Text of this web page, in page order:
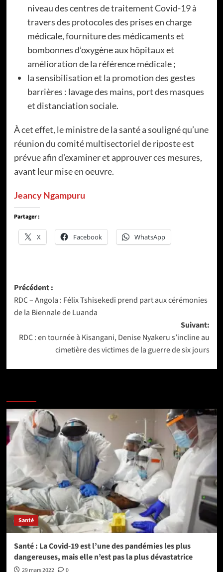
niveau des centres de traitement Covid-19 à
travers des protocoles des prises en charge
médicale, fourniture des médicaments et
bombonnes d’oxygène aux hôpitaux et
amélioration de la référence médicale ;
la sensibilisation et la promotion des gestes
barrières : lavage des mains, port des masques
et distanciation sociale.
À cet effet, le ministre de la santé a souligné qu’une
réunion du comité multisectoriel de riposte est
prévue afin d’examiner et approuver ces mesures,
avant leur mise en oeuvre.
Jeancy Ngampuru
Partager :
X Facebook WhatsApp
Navigation
d’article
Précédent :
RDC – Angola : Félix Tshisekedi prend part aux cérémonies
de la Biennale de Luanda
Suivant:
RDC : en tournée à Kisangani, Denise Nyakeru s’incline au
cimetière des victimes de la guerre de six jours
Santé
Santé : La Covid-19 est l’une des pandémies les plus
dangereuses, mais elle n’est pas la plus dévastatrice
29 mars 2022 0